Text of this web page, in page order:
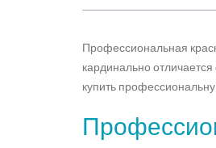
Профессиональная
кардинально
купить